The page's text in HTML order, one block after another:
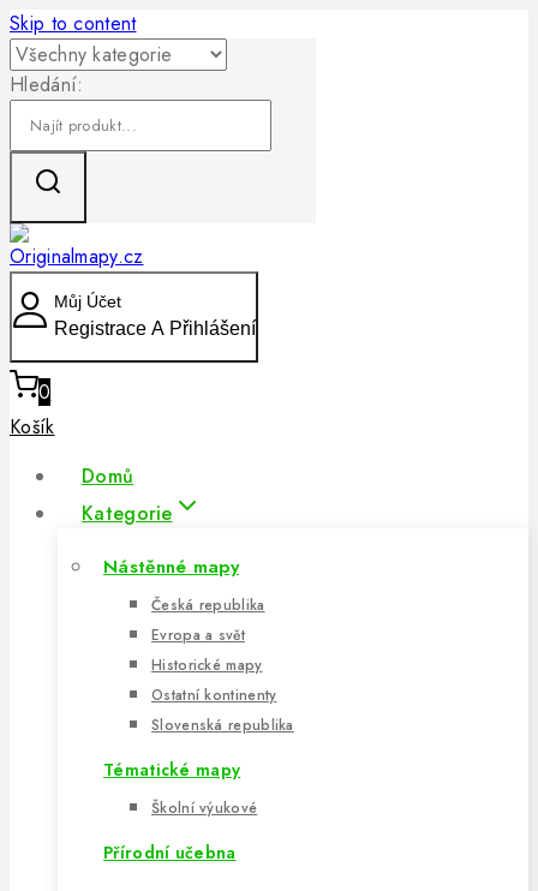
Skip to content
Hledání:
Můj Účet
Registrace A Přihlášení
0
Košík
Domů
Kategorie
Nástěnné mapy
Česká republika
Evropa a svět
Historické mapy
Ostatní kontinenty
Slovenská republika
Tématické mapy
Školní výukové
Přírodní učebna